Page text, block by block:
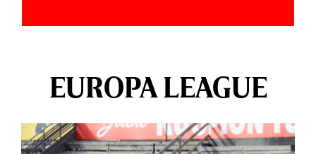
EUROPA LEAGUE